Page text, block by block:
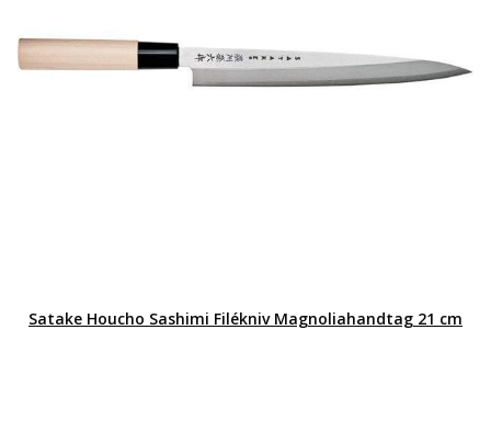
Satake Houcho Sashimi Filékniv Magnoliahandtag 21 cm